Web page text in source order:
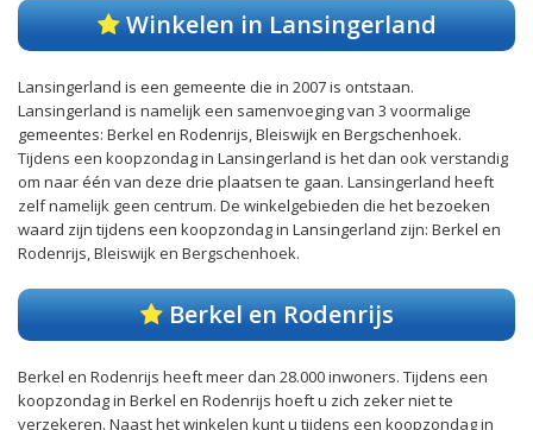
Winkelen in Lansingerland
Lansingerland is een gemeente die in 2007 is ontstaan.
Lansingerland is namelijk een samenvoeging van 3 voormalige
gemeentes: Berkel en Rodenrijs, Bleiswijk en Bergschenhoek.
Tijdens een koopzondag in Lansingerland is het dan ook verstandig
om naar één van deze drie plaatsen te gaan. Lansingerland heeft
zelf namelijk geen centrum. De winkelgebieden die het bezoeken
waard zijn tijdens een koopzondag in Lansingerland zijn: Berkel en
Rodenrijs, Bleiswijk en Bergschenhoek.
Berkel en Rodenrijs
Berkel en Rodenrijs heeft meer dan 28.000 inwoners. Tijdens een
koopzondag in Berkel en Rodenrijs hoeft u zich zeker niet te
verzekeren. Naast het winkelen kunt u tijdens een koopzondag in